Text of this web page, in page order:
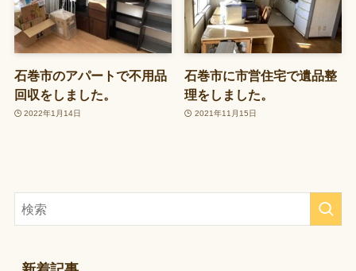
石巻市のアパートで不用品
回収をしました。
2022年1月14日
石巻市に市営住宅で遺品整
理をしました。
2021年11月15日